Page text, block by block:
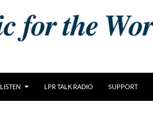
LISTEN LPR TALK RADIO SUPPORT